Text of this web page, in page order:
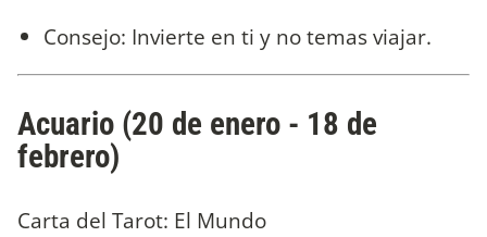
Consejo: Invierte en ti y no temas viajar.
Acuario (20 de enero - 18 de
febrero)
Carta del Tarot: El Mundo